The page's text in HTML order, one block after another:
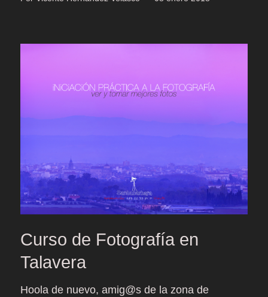
Curso de Fotografía en
Talavera
Hoola de nuevo, amig@s de la zona de